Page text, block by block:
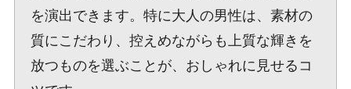
を演出できます。特に大人の男性は、素材の
質にこだわり、控えめながらも上質な輝きを
放つものを選ぶことが、おしゃれに見せるコ